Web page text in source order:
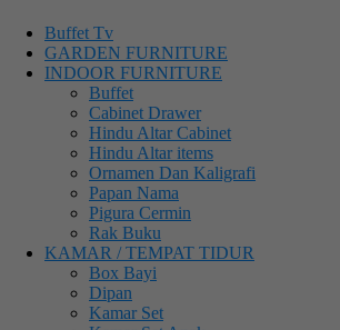
Buffet Tv
GARDEN FURNITURE
INDOOR FURNITURE
Buffet
Cabinet Drawer
Hindu Altar Cabinet
Hindu Altar items
Ornamen Dan Kaligrafi
Papan Nama
Pigura Cermin
Rak Buku
KAMAR / TEMPAT TIDUR
Box Bayi
Dipan
Kamar Set